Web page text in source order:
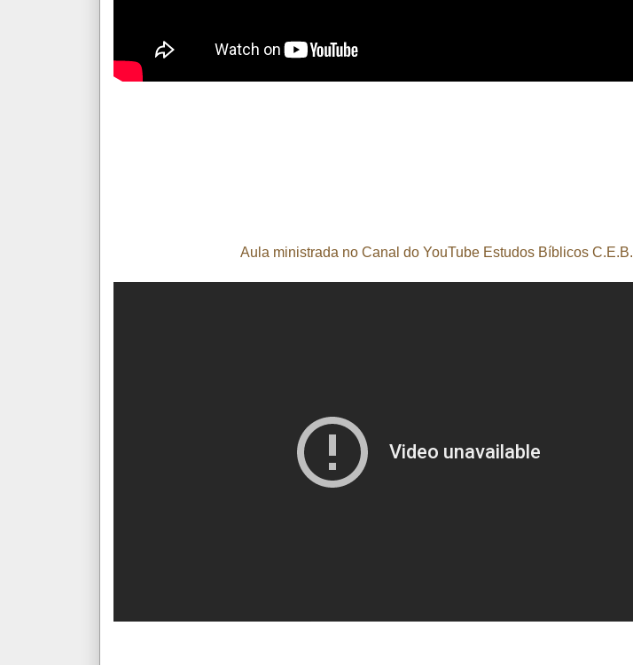
Aula ministrada no Canal do YouTube Estudos Bíblicos C.E.B.